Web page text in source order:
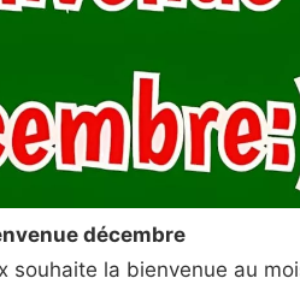
décembre
souhaite la bienvenue au